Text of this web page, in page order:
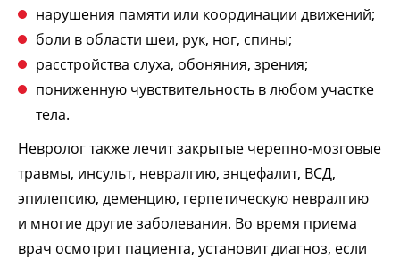
нарушения памяти или координации движений;
боли в области шеи, рук, ног, спины;
расстройства слуха, обоняния, зрения;
пониженную чувствительность в любом участке
тела.
Невролог также лечит закрытые черепно-мозговые
травмы, инсульт, невралгию, энцефалит, ВСД,
эпилепсию, деменцию, герпетическую невралгию
и многие другие заболевания. Во время приема
врач осмотрит пациента, установит диагноз, если